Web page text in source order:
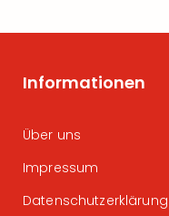
Informationen
Über uns
Impressum
Datenschutzerklärung